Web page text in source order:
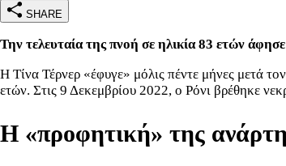
SHARE
Την τελευταία της πνοή σε ηλικία 83 ετών
Η Τίνα Τέρνερ «έφυγε» μόλις πέντε μήνες μετά
ετών. Στις 9 Δεκεμβρίου 2022, o Ρόνι βρέθηκε
Η «προφητική» της